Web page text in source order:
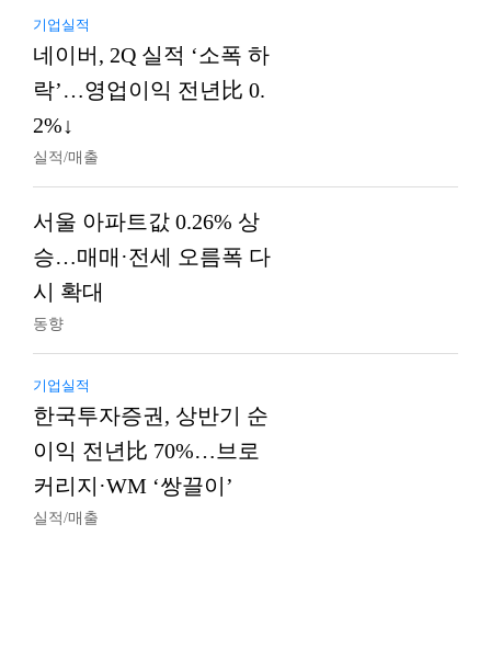
기업실적
네이버, 2Q 실적 ‘소폭 하
락’…영업이익 전년比 0.
2%↓
실적/매출
서울 아파트값 0.26% 상
승…매매·전세 오름폭 다
시 확대
동향
기업실적
한국투자증권, 상반기 순
이익 전년比 70%…브로
커리지·WM ‘쌍끌이’
실적/매출